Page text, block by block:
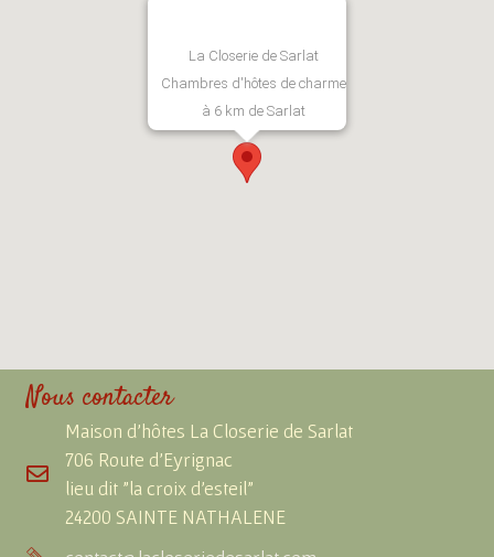
La Closerie de Sarlat
Chambres d'hôtes de charme
à 6 km de Sarlat
Nous contacter
Maison d'hôtes La Closerie de Sarlat
706 Route d'Eyrignac
lieu dit "la croix d'esteil"
24200 SAINTE NATHALENE